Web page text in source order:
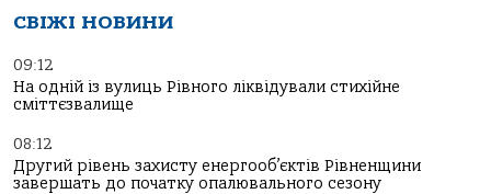
СВІЖІ НОВИНИ
09:12
На одній із вулиць Рівного ліквідували стихійне
сміттєзвалище
08:12
Другий рівень захисту енергооб’єктів Рівненщини
завершать до початку опалювального сезону